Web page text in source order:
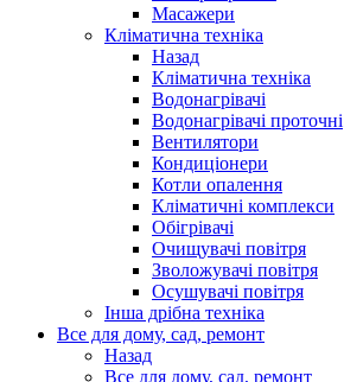
Масажери
Кліматична техніка
Назад
Кліматична техніка
Водонагрівачі
Водонагрівачі проточні
Вентилятори
Кондиціонери
Котли опалення
Кліматичні комплекси
Обігрівачі
Очищувачі повітря
Зволожувачі повітря
Осушувачі повітря
Інша дрібна техніка
Все для дому, сад, ремонт
Назад
Все для дому, сад, ремонт